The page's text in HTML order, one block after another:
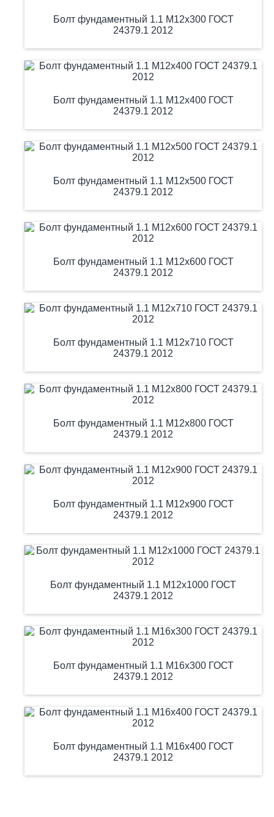
Болт фундаментный 1.1 М12х300 ГОСТ
24379.1 2012
Болт фундаментный 1.1 М12х400 ГОСТ
24379.1 2012
Болт фундаментный 1.1 М12х500 ГОСТ
24379.1 2012
Болт фундаментный 1.1 М12х600 ГОСТ
24379.1 2012
Болт фундаментный 1.1 М12х710 ГОСТ
24379.1 2012
Болт фундаментный 1.1 М12х800 ГОСТ
24379.1 2012
Болт фундаментный 1.1 М12х900 ГОСТ
24379.1 2012
Болт фундаментный 1.1 М12х1000 ГОСТ
24379.1 2012
Болт фундаментный 1.1 М16х300 ГОСТ
24379.1 2012
Болт фундаментный 1.1 М16х400 ГОСТ
24379.1 2012